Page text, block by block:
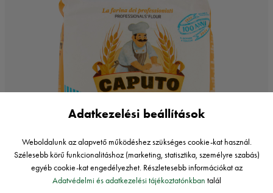
Adatkezelési beállítások
Weboldalunk az alapvető működéshez szükséges cookie-kat használ.
Szélesebb körű funkcionalitáshoz (marketing, statisztika, személyre szabás)
egyéb cookie-kat engedélyezhet. Részletesebb információkat az
Adatvédelmi és adatkezelési tájékoztatónkban talál